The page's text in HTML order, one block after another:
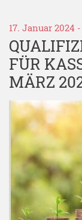
17. Januar 2024 -
FÜR
MÄRZ